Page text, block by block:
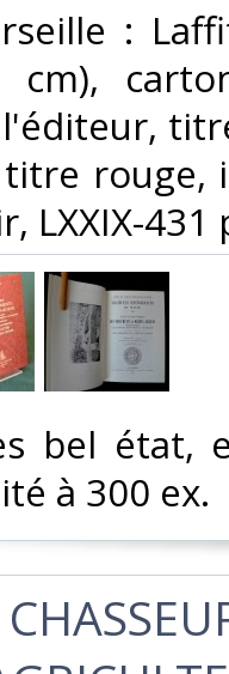
:
cm),
rouge,
LXXIX-431
bel état,
à 300 ex.‎